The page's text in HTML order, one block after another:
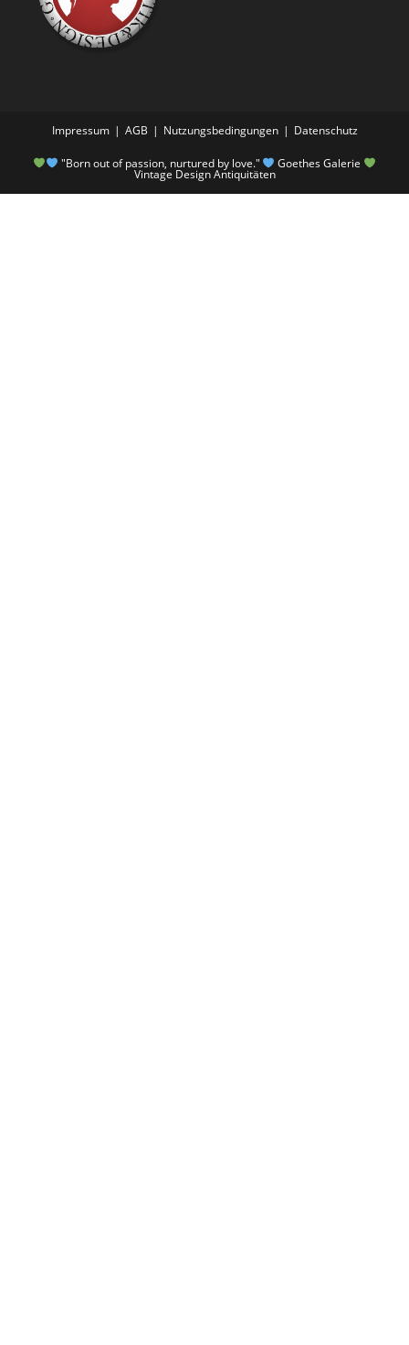
Impressum AGB Nutzungsbedingungen Datenschutz
"Born out of passion, nurtured by love." Goethes Galerie
Vintage Design Antiquitäten